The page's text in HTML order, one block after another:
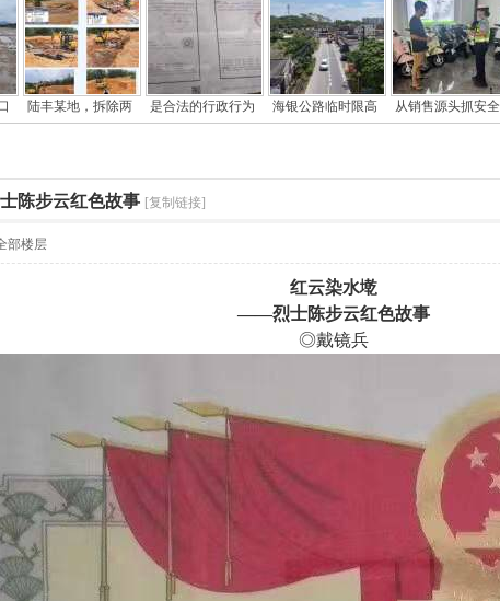
陆丰某地，拆除两 是合法的行政行为 海银公路临时限高 从销售源头抓安全
陈步云红色故事 [复制链接]
部楼层
红云染水墘
——烈士陈步云红色故事
◎戴镜兵